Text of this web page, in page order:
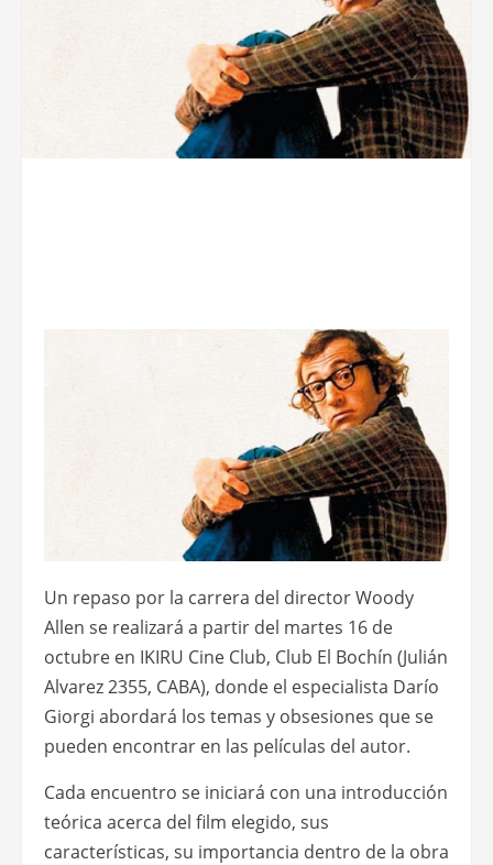
Un repaso por la carrera del director Woody
Allen se realizará a partir del martes 16 de
octubre en IKIRU Cine Club, Club El Bochín (Julián
Alvarez 2355, CABA), donde el especialista Darío
Giorgi abordará los temas y obsesiones que se
pueden encontrar en las películas del autor.
Cada encuentro se iniciará con una introducción
teórica acerca del film elegido, sus
características, su importancia dentro de la obra